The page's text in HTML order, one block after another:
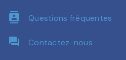
contacts Questions fréquentes
question_answer Contactez-nous